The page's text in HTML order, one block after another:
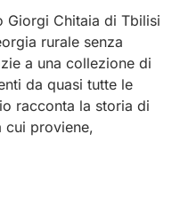
Giorgi Chitaia di Tbilisi
rurale senza
a una collezione di
da quasi tutte le
racconta la storia di
cui proviene,